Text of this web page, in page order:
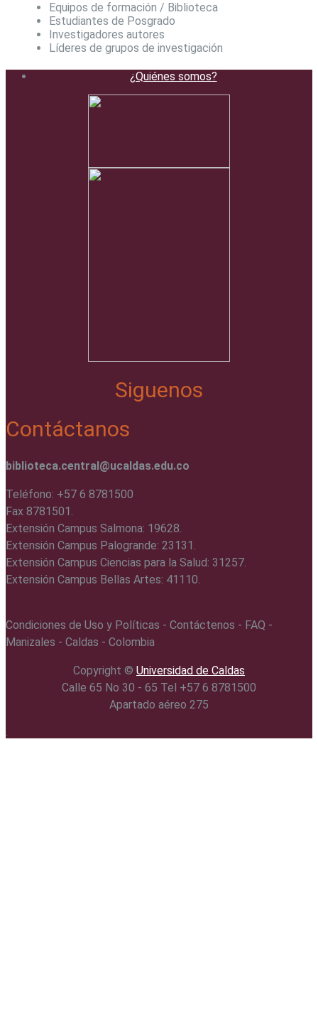
Equipos de formación / Biblioteca
Estudiantes de Posgrado
Investigadores autores
Líderes de grupos de investigación
¿Quiénes somos?
Siguenos
Contáctanos
biblioteca.central@ucaldas.edu.co
Teléfono: +57 6 8781500
Fax 8781501.
Extensión Campus Salmona: 19628.
Extensión Campus Palogrande: 23131.
Extensión Campus Ciencias para la Salud: 31257.
Extensión Campus Bellas Artes: 41110.
Condiciones de Uso y Políticas - Contáctenos - FAQ -
Manizales - Caldas - Colombia
Copyright ©️ Universidad de Caldas
Calle 65 No 30 - 65 Tel +57 6 8781500
Apartado aéreo 275
.